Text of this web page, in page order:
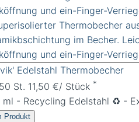
Edelstahl Thermobecher
St. 11,50 €/ Stück *
- Recycling Edelstahl ♻️ -
Produkt